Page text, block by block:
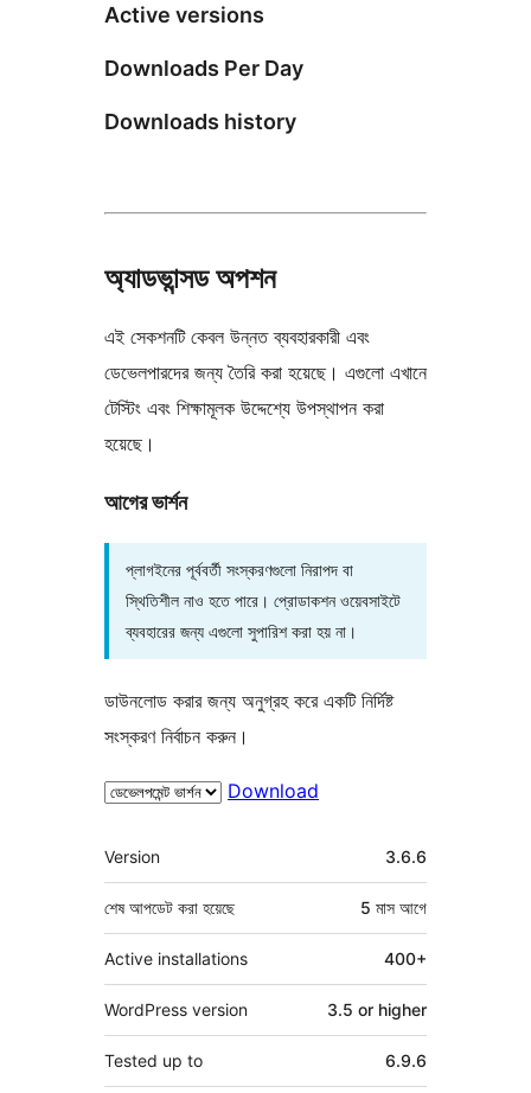
Active versions
Downloads Per Day
Downloads history
অ্যাডভান্সড অপশন
এই সেকশনটি কেবল উন্নত ব্যবহারকারী এবং
ডেভেলপারদের জন্য তৈরি করা হয়েছে। এগুলো এখানে
টেস্টিং এবং শিক্ষামূলক উদ্দেশ্যে উপস্থাপন করা
হয়েছে।
আগের ভার্শন
প্লাগইনের পূর্ববর্তী সংস্করণগুলো নিরাপদ বা
স্থিতিশীল নাও হতে পারে। প্রোডাকশন ওয়েবসাইটে
ব্যবহারের জন্য এগুলো সুপারিশ করা হয় না।
ডাউনলোড করার জন্য অনুগ্রহ করে একটি নির্দিষ্ট
সংস্করণ নির্বাচন করুন।
Download
মেটা
Version 3.6.6
শেষ আপডেট করা হয়েছে 5 মাস আগে
Active installations 400+
WordPress version 3.5 or higher
Tested up to 6.9.6